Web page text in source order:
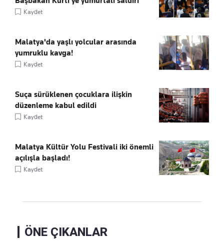
Kaydet
Malatya'da yaşlı yolcular arasında
yumruklu kavga!
Kaydet
Suça sürüklenen çocuklara ilişkin
düzenleme kabul edildi
Kaydet
Malatya Kültür Yolu Festivali iki önemli
açılışla başladı!
Kaydet
ÖNE ÇIKANLAR